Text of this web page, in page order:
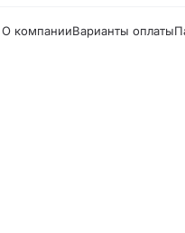
О компанииВарианты оплаты